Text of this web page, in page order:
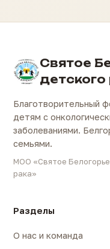
Святое
детского
Благотворительный
детям с
заболеваниями.
семьями.
МОО «Святое
рака»
Разделы
О нас и команда